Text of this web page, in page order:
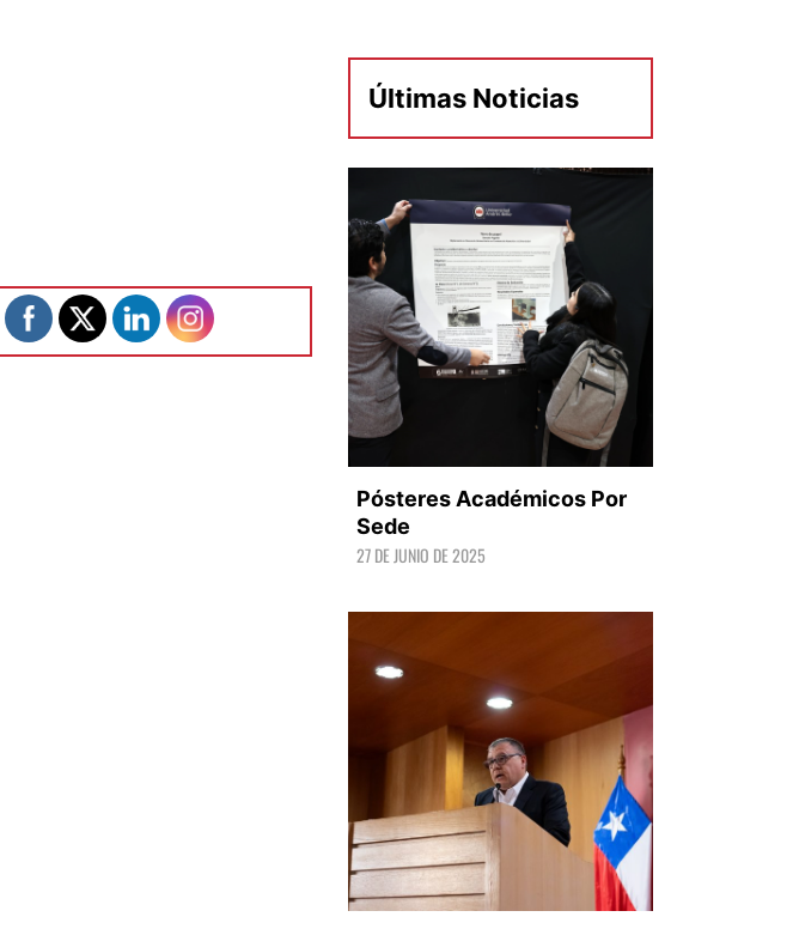
Últimas Noticias
LEER +
Pósteres Académicos Por
Sede
27 DE JUNIO DE 2025